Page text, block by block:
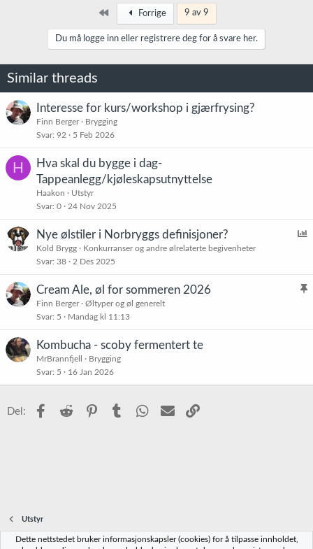
Først Forrige 9 av 9
Du må logge inn eller registrere deg for å svare her.
Similar threads
Interesse for kurs/workshop i gjærfrysing?
Finn Berger
Brygging
Svar 92 5 Feb 2026
H
Hva skal du bygge i dag-
Tappeanlegg/kjøleskapsutnyttelse
Haakon
Utstyr
Svar 0 24 Nov 2025
e
Nye ølstiler i Norbryggs definisjoner?
Kold Brygg
Konkurranser og andre ølrelaterte begivenheter
Svar 38 2 Des 2025
K
Cream Ale, øl for sommeren 2026
Finn Berger
Øltyper og øl generelt
Svar 5 Mandag kl 11:13
Kombucha - scoby fermentert te
MrBrannfjell
Brygging
Svar 5 16 Jan 2026
Del: Facebook
Reddit PinterestTumblr WhatsApp
E-post
Utstyr
Dette nettstedet bruker informasjonskapsler (cookies) for å tilpasse innholdet,